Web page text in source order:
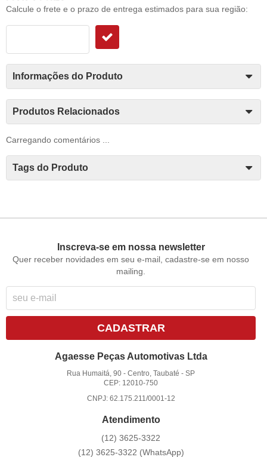
Calcule o frete e o prazo de entrega estimados para sua região:
Informações do Produto
Produtos Relacionados
Carregando comentários ...
Tags do Produto
Inscreva-se em nossa newsletter
Quer receber novidades em seu e-mail, cadastre-se em nosso
mailing.
CADASTRAR
Agaesse Peças Automotivas Ltda
Rua Humaitá, 90 -Centro, Taubaté -SP
CEP: 12010-750
CNPJ: 62.175.211/0001-12
Atendimento
(12) 3625-3322
(12) 3625-3322 (WhatsApp)